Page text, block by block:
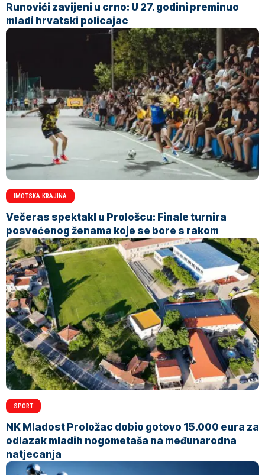
Runovići zavijeni u crno: U 27. godini preminuo
mladi hrvatski policajac
IMOTSKA KRAJINA
Večeras spektakl u Prološcu: Finale turnira
posvećenog ženama koje se bore s rakom
SPORT
NK Mladost Proložac dobio gotovo 15.000 eura za
odlazak mladih nogometaša na međunarodna
natjecanja